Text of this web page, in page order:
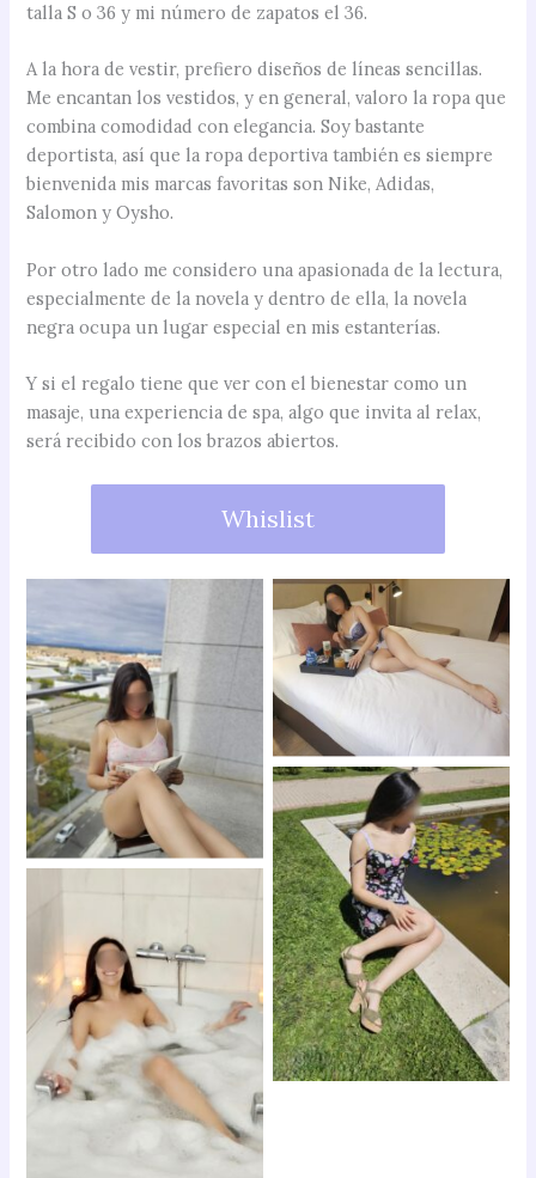
talla S o 36 y mi número de zapatos el 36.
A la hora de vestir, prefiero diseños de líneas sencillas.
Me encantan los vestidos, y en general, valoro la ropa que
combina comodidad con elegancia. Soy bastante
deportista, así que la ropa deportiva también es siempre
bienvenida mis marcas favoritas son Nike, Adidas,
Salomon y Oysho.
Por otro lado me considero una apasionada de la lectura,
especialmente de la novela y dentro de ella, la novela
negra ocupa un lugar especial en mis estanterías.
Y si el regalo tiene que ver con el bienestar como un
masaje, una experiencia de spa, algo que invita al relax,
será recibido con los brazos abiertos.
Whislist